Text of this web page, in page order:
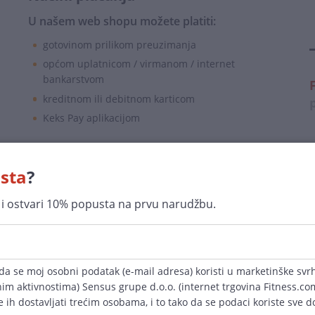
?
ostvari 10% popusta na prvu narudžbu.
se moj osobni podatak (e-mail adresa) koristi u marketinške
aktivnostima) Sensus grupe d.o.o. (internet trgovina
ih dostavljati trećim osobama, i to tako da se podaci koriste sve
U našem web shopu možete platiti:
gotovinom prilikom preuzimanja
općom uplatnicom / virmanom / internet
bankarstvom
kreditnom ili debitnom karticom
Keks Pay aplikacijom
100% jamčimo za sigurnost